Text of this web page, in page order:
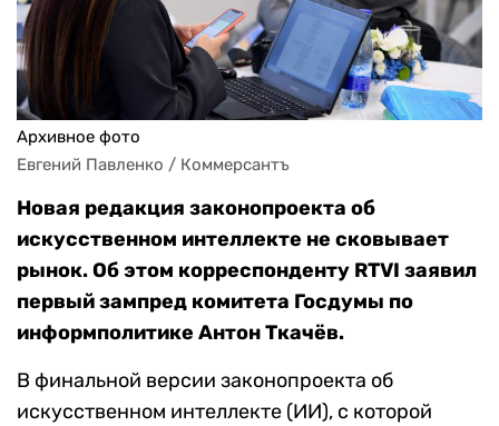
Архивное фото
Евгений Павленко / Коммерсантъ
Новая редакция законопроекта об
искусственном интеллекте не сковывает
рынок. Об этом корреспонденту RTVI заявил
первый зампред комитета Госдумы по
информполитике Антон Ткачёв.
В финальной версии законопроекта об
искусственном интеллекте (ИИ), с которой